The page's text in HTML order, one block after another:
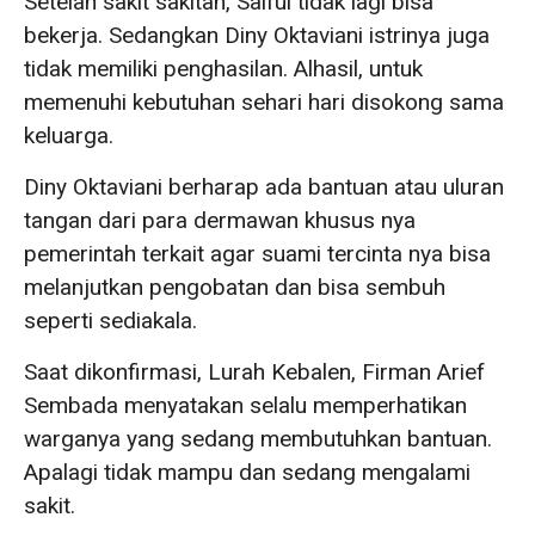
bekerja. Sedangkan Diny Oktaviani istrinya juga
tidak memiliki penghasilan. Alhasil, untuk
memenuhi kebutuhan sehari hari disokong sama
keluarga.
Diny Oktaviani berharap ada bantuan atau uluran
tangan dari para dermawan khusus nya
pemerintah terkait agar suami tercinta nya bisa
melanjutkan pengobatan dan bisa sembuh
seperti sediakala.
Saat dikonfirmasi, Lurah Kebalen, Firman Arief
Sembada menyatakan selalu memperhatikan
warganya yang sedang membutuhkan bantuan.
Apalagi tidak mampu dan sedang mengalami
sakit.